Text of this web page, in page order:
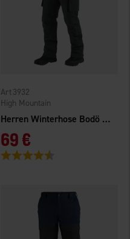
Herren Winterhose Bodö WP
High Mountain
3932
69 €
Bewertung: